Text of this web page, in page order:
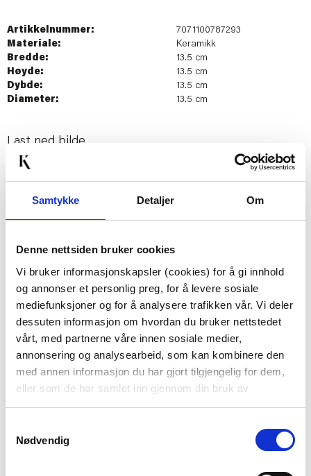
Samtykke Detaljer Om
Denne nettsiden bruker cookies
Vi bruker informasjonskapsler (cookies) for å gi innhold
og annonser et personlig preg, for å levere sosiale
mediefunksjoner og for å analysere trafikken vår. Vi deler
dessuten informasjon om hvordan du bruker nettstedet
vårt, med partnerne våre innen sosiale medier,
annonsering og analysearbeid, som kan kombinere den
med annen informasjon du har gjort tilgjengelig for dem,
eller som de har samlet inn gjennom din bruk av
tjenestene deres.
Nødvendig
Artikkelnummer:
7071100787293
Materiale:
Keramikk
Bredde:
13.5 cm
Høyde:
13.5 cm
Dybde:
13.5 cm
Diameter:
13.5 cm
Last ned bilde
Passer med
DEKOTRE COLE 30CM
199,50
Før 399,00
FIGUR SOPP 15CM
BRUN